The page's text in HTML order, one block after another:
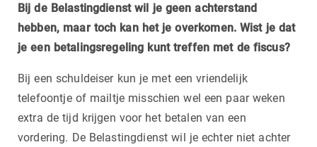
Bij de Belastingdienst wil je geen achterstand
hebben, maar toch kan het je overkomen. Wist je dat
je een betalingsregeling kunt treffen met de fiscus?
Bij een schuldeiser kun je met een vriendelijk
telefoontje of mailtje misschien wel een paar weken
extra de tijd krijgen voor het betalen van een
vordering. De Belastingdienst wil je echter niet achter